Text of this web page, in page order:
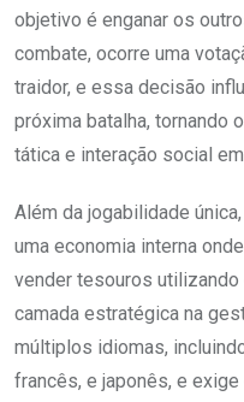
objetivo é enganar os
combate, ocorre uma
traidor, e essa decisão
próxima batalha, tornando
tática e interação social
Além da jogabilidade
uma economia interna
vender tesouros utilizando
camada estratégica na
múltiplos idiomas,
francês, e japonês, e